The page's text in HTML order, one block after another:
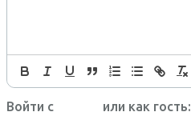
Войти с или как гость: